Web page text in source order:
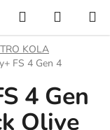
Hledat
KOŠÍK
KOLA
FS 4 Gen 4
4 Gen
Olive